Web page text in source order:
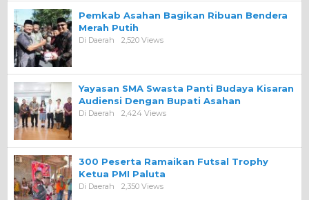
Pemkab Asahan Bagikan Ribuan Bendera
Merah Putih
Di Daerah 2,520 Views
Yayasan SMA Swasta Panti Budaya Kisaran
Audiensi Dengan Bupati Asahan
Di Daerah 2,424 Views
300 Peserta Ramaikan Futsal Trophy
Ketua PMI Paluta
Di Daerah 2,350 Views